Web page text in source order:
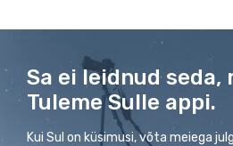
Sa ei leidnud seda,
Tuleme Sulle appi.
Kui Sul on küsimusi, võta meiega